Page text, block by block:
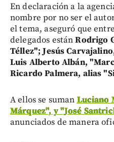
En declaración a la
nombre por no ser el
el tema, aseguró que
delegados estánRodrigo
Téllez"; Jesús
Luis Alberto Albán,
Ricardo Palmera, alias
A ellos se suman Luciano
Márquez", y "José
anunciados de manera